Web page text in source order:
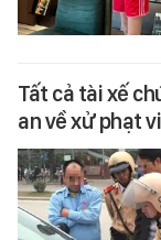
Tất cả tài xế
an về xử phạt